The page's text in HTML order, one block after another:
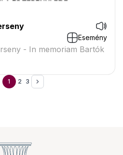
Esemény
- In memoriam Bartók
1 2 3